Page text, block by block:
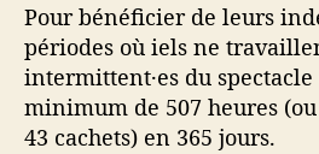
Pour bénéficier de leurs
périodes où iels ne
intermittent·es du
minimum de 507 heures
43 cachets) en 365 jours.